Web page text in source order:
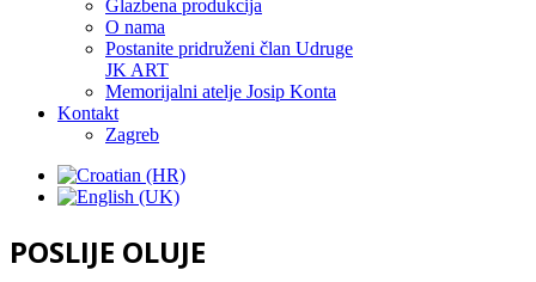
Glazbena produkcija
O nama
Postanite pridruženi član Udruge
JK ART
Memorijalni atelje Josip Konta
Kontakt
Zagreb
POSLIJE OLUJE